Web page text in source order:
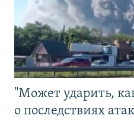
"Может ударить,
о последствиях